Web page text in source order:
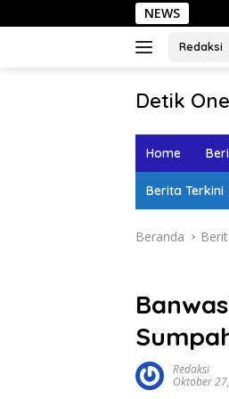
ke
NEWS
Redaksi
Detik One
Ungkap
Home
Berita Terkini
Beranda
Redaksi
Oktober